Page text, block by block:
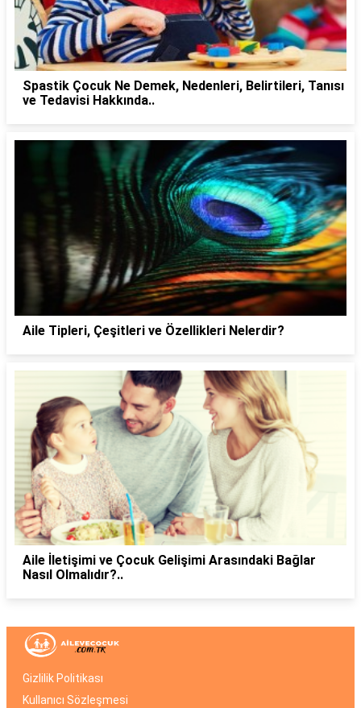
Spastik Çocuk Ne Demek, Nedenleri, Belirtileri, Tanısı
ve Tedavisi Hakkında..
Aile Tipleri, Çeşitleri ve Özellikleri Nelerdir?
Aile İletişimi ve Çocuk Gelişimi Arasındaki Bağlar
Nasıl Olmalıdır?..
Gizlilik Politikası
Kullanıcı Sözleşmesi